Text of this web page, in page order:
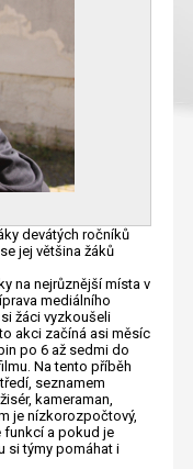
devátých ročníků
jej většina žáků
na nejrůznější místa v
mediálního
žáci vyzkoušeli
akci začíná asi měsíc
po 6 až sedmi do
Na tento příběh
seznamem
kameraman,
je nízkorozpočtový,
funkcí a pokud je
si týmy pomáhat i